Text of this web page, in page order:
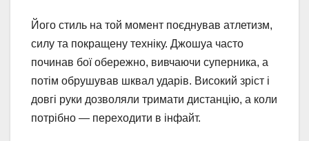
Його стиль на той момент поєднував атлетизм,
силу та покращену техніку. Джошуа часто
починав бої обережно, вивчаючи суперника, а
потім обрушував шквал ударів. Високий зріст і
довгі руки дозволяли тримати дистанцію, а коли
потрібно — переходити в інфайт.